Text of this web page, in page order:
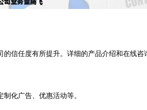
任度有所提升。详细的产品介绍和在线咨
化广告、优惠活动等。